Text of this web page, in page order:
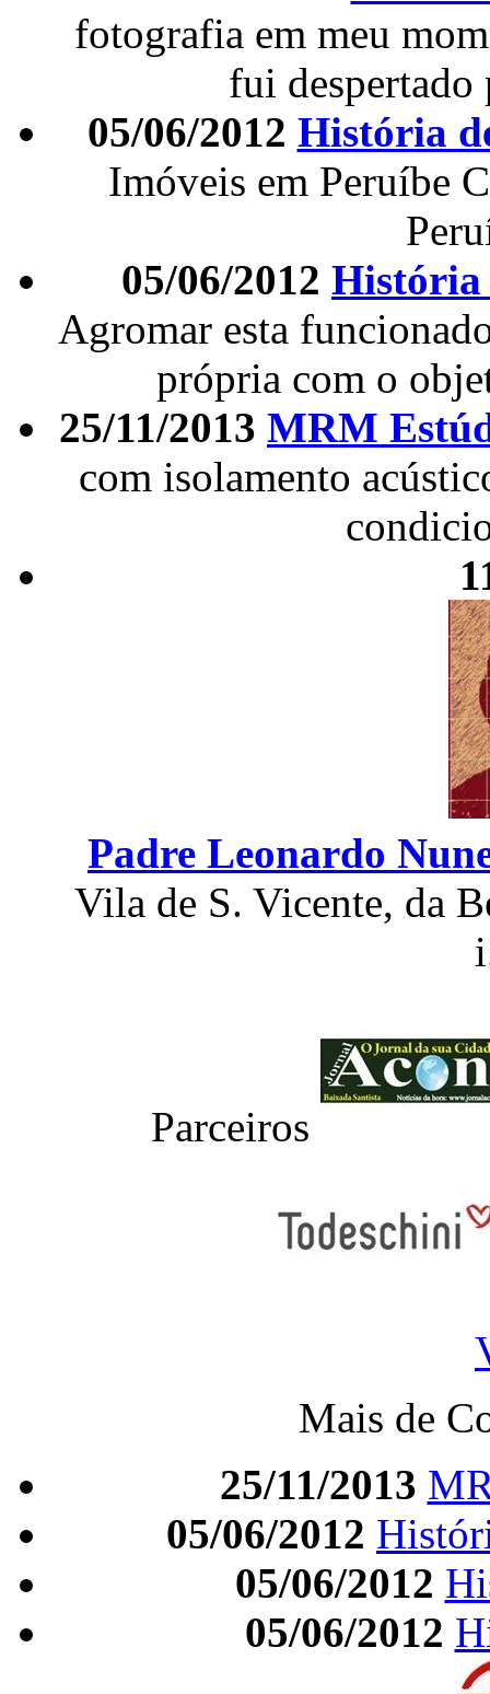
fotografia em meu
fui
05/06/2012 História
Imóveis em Peruíbe
05/06/2012 História
Agromar esta
própria com o
25/11/2013 MRM
com isolamento
Padre Leonardo
Vila de S. Vicente, da
Parceiros
Mais de
25/11/2013
05/06/2012
05/06/2012
05/06/2012